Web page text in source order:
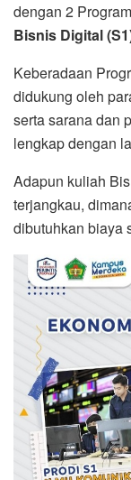
dengan 2
Bisnis Digital
Keberadaan
didukung oleh
serta sarana dan
lengkap dengan
Adapun kuliah
terjangkau,
dibutuhkan biaya